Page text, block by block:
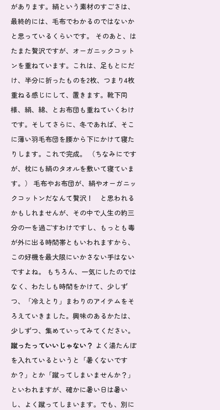
があります。絹という素材のすごさは、
最終的には、毛布でわかるのではないか
と思っているくらいです。 そのあと、は
たまた贅沢ですが、オーガニックコット
ンを重ねています。これは、足もとにだ
け、半分に折ったものを2枚、つまり4枚
重ねる感じにして、置きます。靴下同
様、絹、綿、とお布団も重ねていくわけ
です。そしてさらに、冬であれば、そこ
に薄い羽毛布団を腰から下にかけて寝た
りします。これで完成。 （ちなみにです
が、枕にも絹のタオルを敷いて寝ていま
す。） 毛布やお布団が、絹やオーガニッ
クコットンだなんて贅沢！ と思われる
かもしれませんが、その中で人生の約三
分の一を過ごすわけですし、もっとも毒
が外に出る時間帯ともいわれますから、
この好機を最大限にいかさない手はない
ですよね。 もちろん、一気にしたのでは
なく、わたしも時間をかけて、少しず
つ、「冷えとり」まわりのアイテムをそ
ろえていきました。興味のあるかたは、
少しずつ、集めていってみてください。
蹴ったっていいじゃない？ よく湯たんぽ
を入れているというと「暑くないです
か？」とか「蹴ってしまいませんか？」
といわれますが、確かに暑い日は暑い
し、よく蹴ってしまいます。でも、別に